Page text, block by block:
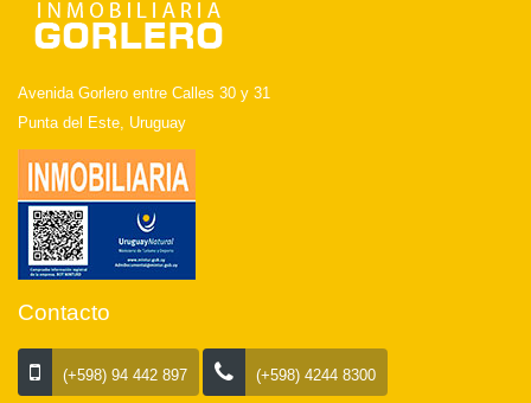
Avenida Gorlero entre Calles 30 y 31
Punta del Este, Uruguay
Contacto
(+598) 94 442 897 (+598) 4244 8300